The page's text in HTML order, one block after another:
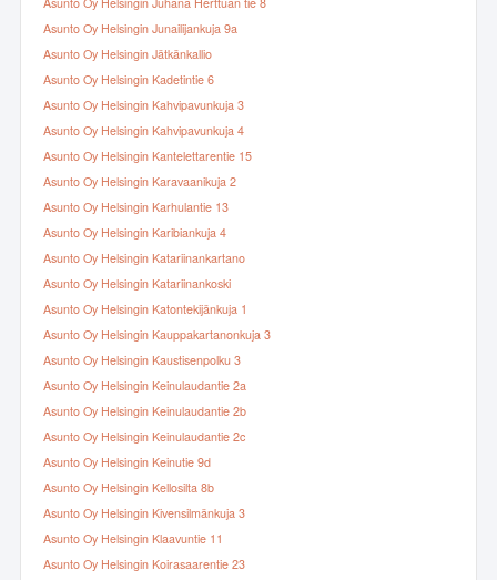
Asunto Oy Helsingin Juhana Herttuan tie 8
Asunto Oy Helsingin Junailijankuja 9a
Asunto Oy Helsingin Jätkänkallio
Asunto Oy Helsingin Kadetintie 6
Asunto Oy Helsingin Kahvipavunkuja 3
Asunto Oy Helsingin Kahvipavunkuja 4
Asunto Oy Helsingin Kantelettarentie 15
Asunto Oy Helsingin Karavaanikuja 2
Asunto Oy Helsingin Karhulantie 13
Asunto Oy Helsingin Karibiankuja 4
Asunto Oy Helsingin Katariinankartano
Asunto Oy Helsingin Katariinankoski
Asunto Oy Helsingin Katontekijänkuja 1
Asunto Oy Helsingin Kauppakartanonkuja 3
Asunto Oy Helsingin Kaustisenpolku 3
Asunto Oy Helsingin Keinulaudantie 2a
Asunto Oy Helsingin Keinulaudantie 2b
Asunto Oy Helsingin Keinulaudantie 2c
Asunto Oy Helsingin Keinutie 9d
Asunto Oy Helsingin Kellosilta 8b
Asunto Oy Helsingin Kivensilmänkuja 3
Asunto Oy Helsingin Klaavuntie 11
Asunto Oy Helsingin Koirasaarentie 23